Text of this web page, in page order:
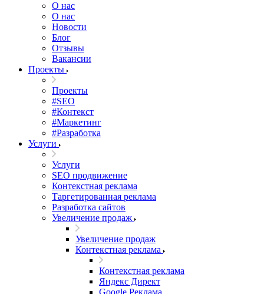
О нас
О нас
Новости
Блог
Отзывы
Вакансии
Проекты
Проекты
#SEO
#Контекст
#Маркетинг
#Разработка
Услуги
Услуги
SEO продвижение
Контекстная реклама
Таргетированная реклама
Разработка сайтов
Увеличение продаж
Увеличение продаж
Контекстная реклама
Контекстная реклама
Яндекс Директ
Google Реклама